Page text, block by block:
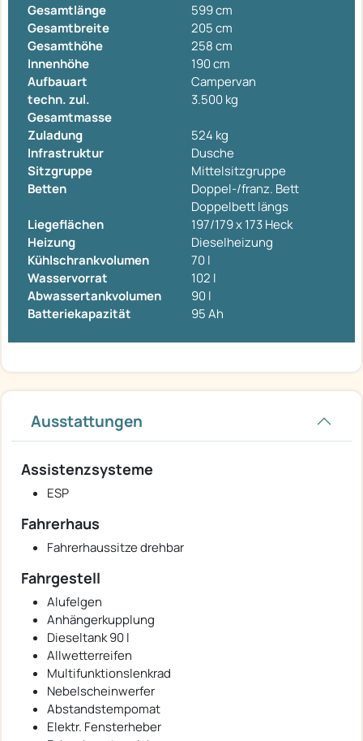
Gesamtlänge
599 cm
Gesamtbreite
205 cm
Gesamthöhe
258 cm
Innenhöhe
190 cm
Aufbauart
Campervan
techn. zul.
Gesamtmasse
3.500 kg
Zuladung
524 kg
Infrastruktur
Dusche
Sitzgruppe
Mittelsitzgruppe
Betten
Doppel-/franz. Bett
Doppelbett längs
Liegeflächen
197/179 x 173 Heck
Heizung
Dieselheizung
Kühlschrankvolumen
70 l
Wasservorrat
102 l
Abwassertankvolumen
90 l
Batteriekapazität
95 Ah
Ausstattungen
Assistenzsysteme
ESP
Fahrerhaus
Fahrerhaussitze drehbar
Fahrgestell
Alufelgen
Anhängerkupplung
Dieseltank 90 l
Allwetterreifen
Multifunktionslenkrad
Nebelscheinwerfer
Abstandstempomat
Elektr. Fensterheber